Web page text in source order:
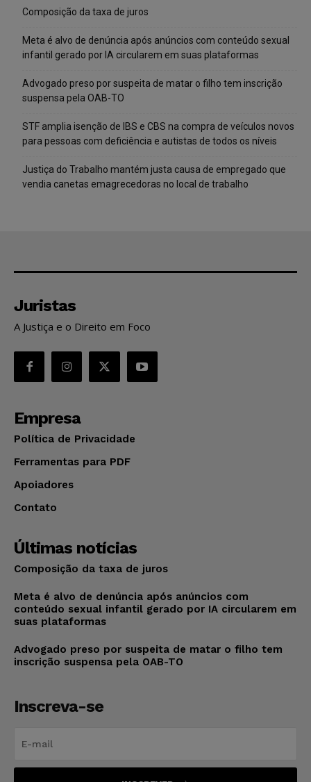
Composição da taxa de juros
Meta é alvo de denúncia após anúncios com conteúdo sexual
infantil gerado por IA circularem em suas plataformas
Advogado preso por suspeita de matar o filho tem inscrição
suspensa pela OAB-TO
STF amplia isenção de IBS e CBS na compra de veículos novos
para pessoas com deficiência e autistas de todos os níveis
Justiça do Trabalho mantém justa causa de empregado que
vendia canetas emagrecedoras no local de trabalho
Juristas
A Justiça e o Direito em Foco
Empresa
Política de Privacidade
Ferramentas para PDF
Apoiadores
Contato
Últimas notícias
Composição da taxa de juros
Meta é alvo de denúncia após anúncios com
conteúdo sexual infantil gerado por IA circularem em
suas plataformas
Advogado preso por suspeita de matar o filho tem
inscrição suspensa pela OAB-TO
Inscreva-se